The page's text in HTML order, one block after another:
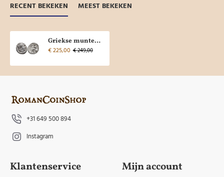
RECENT BEKEKEN MEEST BEKEKEN
Griekse munten - Drachme Efeze met de goddelijke Alexander! (AP2301)
€ 225,00 € 249,00
+31 649 500 894
Instagram
Klantenservice Mijn account